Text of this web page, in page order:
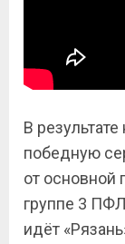
В
победную
от основной
группе 3
идёт